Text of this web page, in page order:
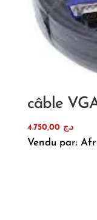
câble
د.ج 4.750,00
Vendu par: